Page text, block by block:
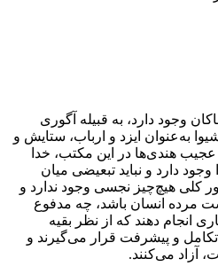
وجود دارد، به قبیله آگوری
به‌عنوان ایزد و ارباب، ستایش و
هندی‌ها در این مکتب، خدا
دارد و نباید تبعیضی میان
کلی هیچ‌چیز نجسی وجود ندارد و
انسان باشد، چه مدفوع
انجام دهند که از نظر بقیه
تکامل و پیشرفت قرار می‌گیرند و
آزاد می‌کنند.